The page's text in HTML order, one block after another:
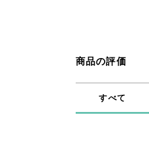
商品の評価
すべて